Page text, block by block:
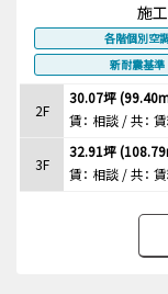
施
各階個別空
新耐震基準
2F
30.07坪
賃： 相談 / 共：
3F
32.91坪
賃： 相談 / 共：